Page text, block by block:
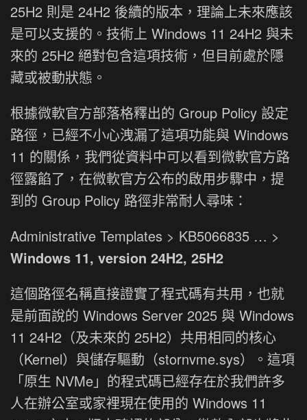
25H2 則是 24H2 後續的版本，理論上未來應該
是可以支援的。技術上 Windows 11 24H2 與未
來的 25H2 絕對包含這項技術，但目前處於隱
藏或被動狀態。
根據微軟官方部落格釋出的 Group Policy 設定
路徑，已經不小心洩漏了這項功能與 Windows
11 的關係，我們從資料中可以看到微軟官方路
徑露餡了，在微軟官方公布的啟用步驟中，提
到的 Group Policy 路徑非常耐人尋味：
Administrative Templates > KB5066835 … >
Windows 11, version 24H2, 25H2
這個路徑名稱直接證實了程式碼有共用，也就
是前面說的 Windows Server 2025 與 Windows
11 24H2（及未來的 25H2）共用相同的核心
（Kernel）與儲存驅動（stornvme.sys）。這項
「原生 NVMe」的程式碼已經存在於我們許多
人在辦公室或家裡現在使用的 Windows 11